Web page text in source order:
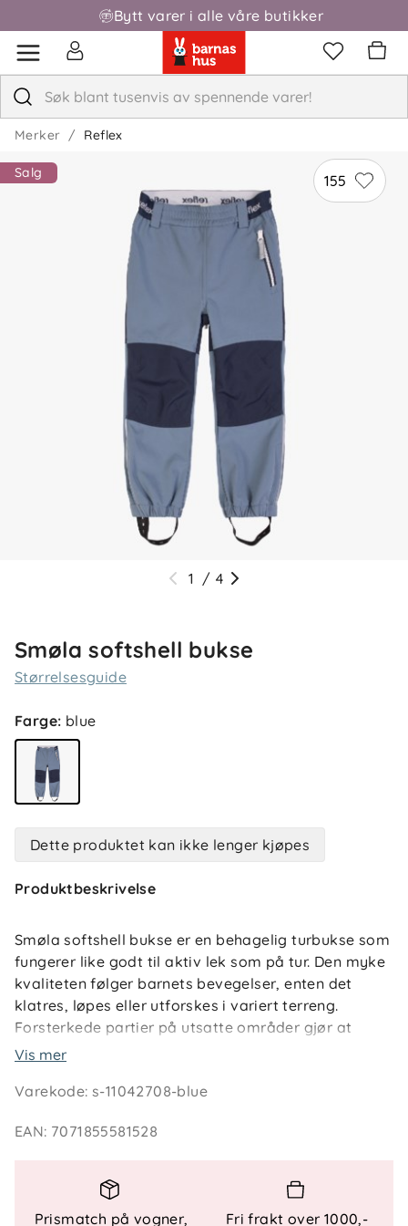
Bytt varer i alle våre butikker
Fri frakt over 1000,-
Merker Reflex
155
Salg
1 / 4
Smøla softshell bukse
Størrelsesguide
Farge: blue
Dette produktet kan ikke lenger kjøpes
Produktbeskrivelse
Smøla softshell bukse er en behagelig turbukse som
fungerer like godt til aktiv lek som på tur. Den myke
kvaliteten følger barnets bevegelser, enten det
klatres, løpes eller utforskes i variert terreng.
Forsterkede partier på utsatte områder gjør at
buksen tåler å brukes ofte, også når leken blir litt
med elastikk i livet og antiskli på innsiden.
buksebeina på plass når barnet er i bevegelse. Små
detaljer som refleksinnslag og en praktisk
Vis mer
Varekode:s-11042708-blue
EAN: 7071855581528
Prismatch på vogner,
Fri frakt over 1000,-